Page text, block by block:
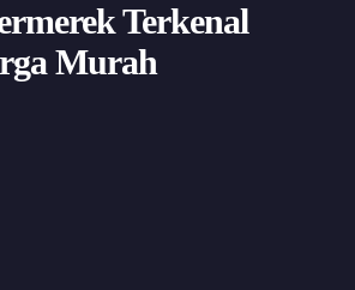
Terkenal
Murah